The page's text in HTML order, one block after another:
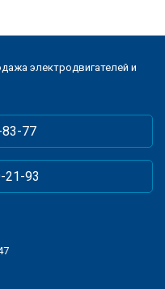
электродвигателей и
77
21-93